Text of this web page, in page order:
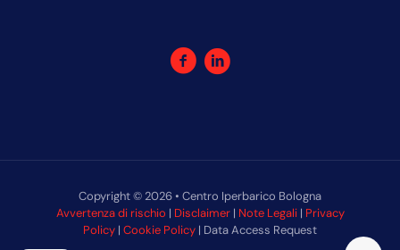
Copyright © 2026 • Centro Iperbarico Bologna
Avvertenza di rischio | Disclaimer| Note Legali| Privacy
Policy | Cookie Policy | Data Access Request